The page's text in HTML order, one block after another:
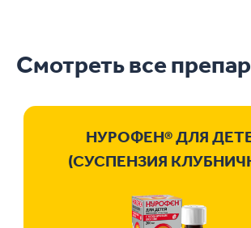
Смотреть все
НУРОФЕН® ДЛЯ
(СУСПЕНЗИЯ